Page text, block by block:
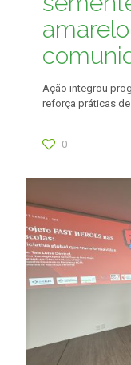
Ação integrou
reforça práticas
0